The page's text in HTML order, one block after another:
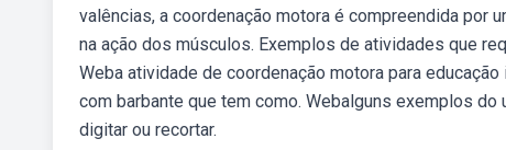
valências, a coordenação motora é compreendida por
na ação dos músculos. Exemplos de atividades que
Weba atividade de coordenação motora para
com barbante que tem como. Webalguns exemplos do
digitar ou recortar.